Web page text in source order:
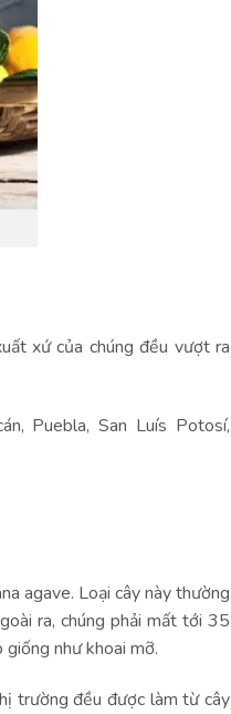
xứ của chúng đều vượt ra
Puebla, San Luís Potosí,
agave. Loại cây này thường
ra, chúng phải mất tới 35
như khoai mỡ.
trường đều được làm từ cây